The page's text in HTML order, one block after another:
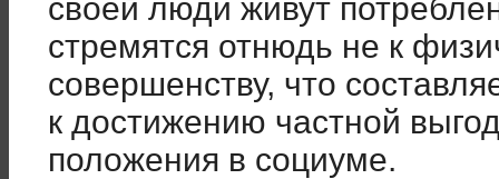
своей люди живут
стремятся отнюдь не к
совершенству, что
к достижению частной
положения в социуме.